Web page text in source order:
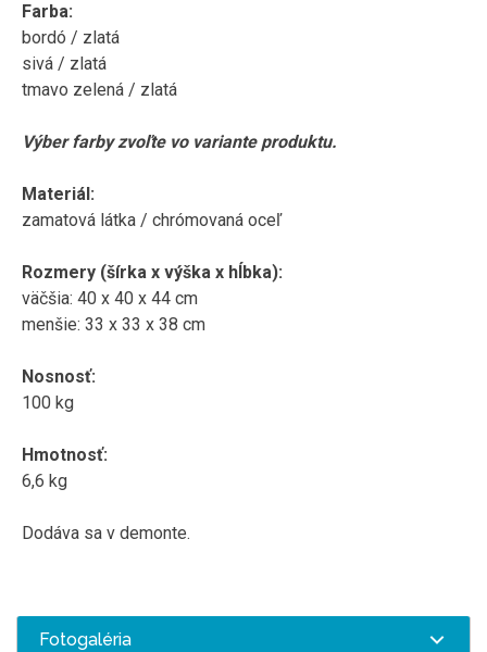
Farba:
bordó / zlatá
sivá / zlatá
tmavo zelená / zlatá
Výber farby zvoľte vo variante produktu.
Materiál:
zamatová látka / chrómovaná oceľ
Rozmery (šírka x výška x hĺbka):
väčšia: 40 x 40 x 44 cm
menšie: 33 x 33 x 38 cm
Nosnosť:
100 kg
Hmotnosť:
6,6 kg
Dodáva sa v demonte.
Fotogaléria